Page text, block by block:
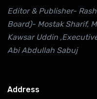
Editor & Publisher-
Board)- Mostak Sharif,
Kawsar Uddin
Abi Abdullah Sabuj
Address